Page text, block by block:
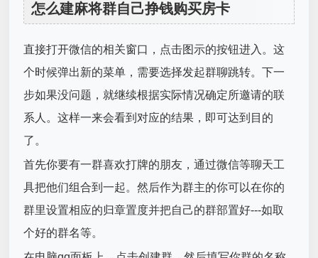
怎么建麻将群自己挣钱购买房卡
直接打开微信的相关窗口，点击图示的按钮进入。这
个时候弹出新的菜单，需要选择发起群聊跳转。下一
步如果没问题，就继续根据实际情况确定所邀请的联
系人。这样一来会看到对应的结果，即可达到目的
了。
首先你要有一群喜欢打牌的朋友，通过微信等聊天工
具把他们组合到一起。然后作为群主的你可以在你的
群里设置相应的归章置度并把自己的群部置好---如取
个好的群名等。